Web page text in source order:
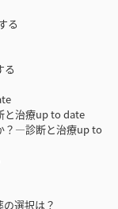
る
る
治療up to date
？―診断と治療up to
選択は？